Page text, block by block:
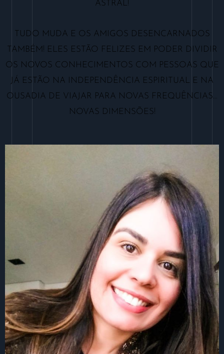
ASTRAL!
TUDO MUDA E OS AMIGOS DESENCARNADOS
TAMBÉM! ELES ESTÃO FELIZES EM PODER DIVIDIR
OS NOVOS CONHECIMENTOS COM PESSOAS QUE
JÁ ESTÃO NA INDEPENDÊNCIA ESPIRITUAL E NA
OUSADIA DE VIAJAR PARA NOVAS FREQUÊNCIAS…
NOVAS DIMENSÕES!